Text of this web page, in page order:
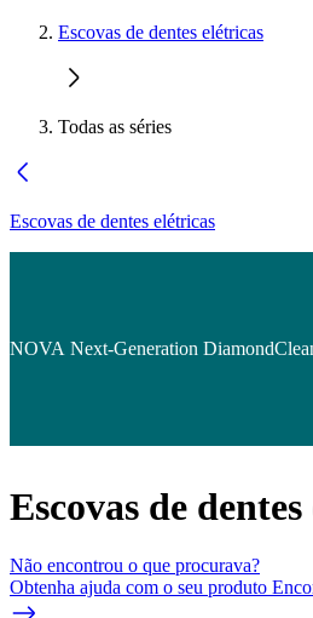
Escovas de dentes elétricas
Todas as séries
Escovas de dentes elétricas
NOVA Next-Generation
Escovas de
Não encontrou o que procurava?
Obtenha ajuda com o seu produto